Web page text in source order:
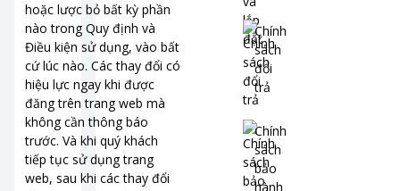
hoặc lược bỏ bất kỳ phần
nào trong Quy định và
Điều kiện sử dụng, vào bất
cứ lúc nào. Các thay đổi có
hiệu lực ngay khi được
đăng trên trang web mà
không cần thông báo
trước. Và khi quý khách
tiếp tục sử dụng trang
web, sau khi các thay đổi
Chính
sách
đổi
trả
Chính
sách
bảo
hành